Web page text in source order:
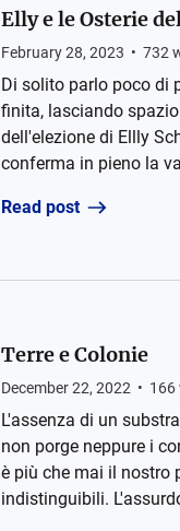
Elly e le Osterie
February 28, 2023 • 732
Di solito parlo poco di
finita, lasciando
dell'elezione di Ellly
conferma in pieno la
Read post
Terre e Colonie
December 22, 2022 • 166
L'assenza di un
non porge neppure i
è più che mai il nostro
indistinguibili.